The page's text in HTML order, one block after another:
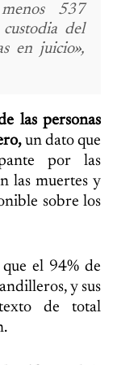
537
del
en juicio»,
las personas
un dato que
por las
las muertes y
sobre los
el 94% de
y sus
de total